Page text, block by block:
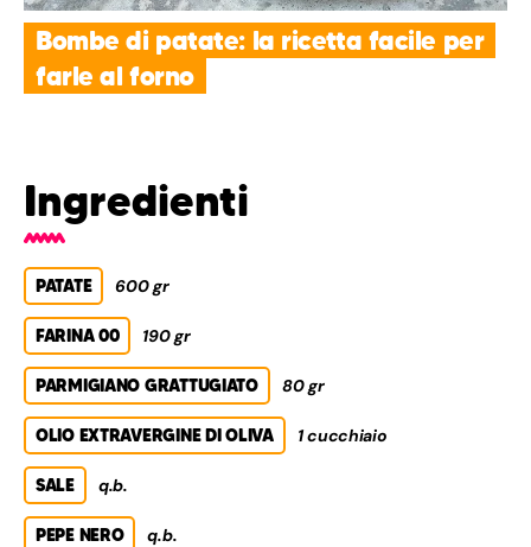
Bombe di patate: la ricetta facile per
farle al forno
Ingredienti
PATATE 600 gr
FARINA 00 190 gr
PARMIGIANO GRATTUGIATO 80 gr
OLIO EXTRAVERGINE DI OLIVA 1 cucchiaio
SALE q.b.
PEPE NERO q.b.